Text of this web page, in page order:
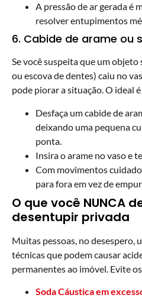
A pressão de ar gerada é
resolver entupimentos
6. Cabide de arame ou
Se você suspeita que um
ou escova de dentes) caiu no
pode piorar a situação. O ideal
Desfaça um cabide de
deixando uma pequena
ponta.
Insira o arame no vaso e
Com movimentos
para fora em vez de
O que você NUNCA
desentupir privada
Muitas pessoas, no desespero,
técnicas que podem causar
permanentes ao imóvel. Evite
Soda Cáustica em